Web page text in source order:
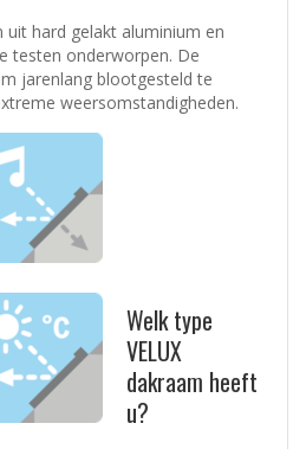
uit hard gelakt aluminium en
testen onderworpen. De
jarenlang blootgesteld te
weersomstandigheden.
Welk type
VELUX
dakraam heeft
u?